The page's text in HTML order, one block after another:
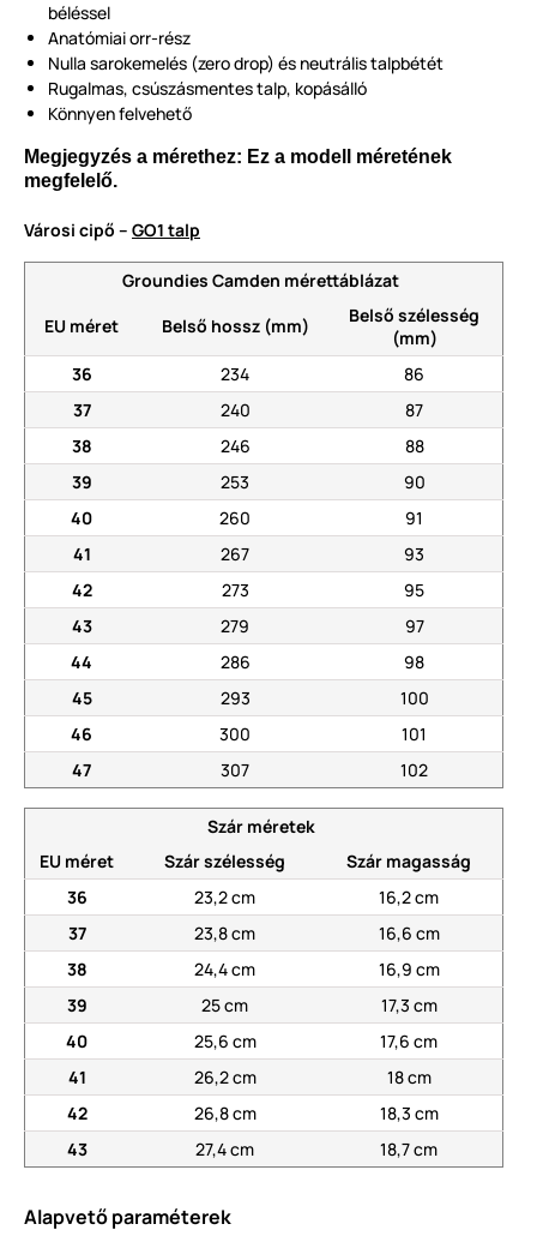
béléssel
Anatómiai orr-rész
Nulla sarokemelés (zero drop) és neutrális talpbétét
Rugalmas, csúszásmentes talp, kopásálló
Könnyen felvehető
Megjegyzés a mérethez: Ez a modell méretének
megfelelő.
Városi cipő – GO1 talp
Groundies Camden mérettáblázat
EU méret
Belső hossz (mm)
Belső szélesség
(mm)
36
234
86
37
240
87
38
246
88
39
253
90
40
260
91
41
267
93
42
273
95
43
279
97
44
286
98
45
293
100
46
300
101
47
307 102
Szár méretek
EU méret
Szár szélesség
Szár magasság
36
23,2 cm
16,2 cm
37
23,8 cm
16,6 cm
38
24,4 cm
16,9 cm
39
25 cm
17,3 cm
40
25,6 cm
17,6 cm
41
26,2 cm
18 cm
42
26,8 cm
18,3 cm
43
27,4 cm 18,7 cm
Alapvető paraméterek